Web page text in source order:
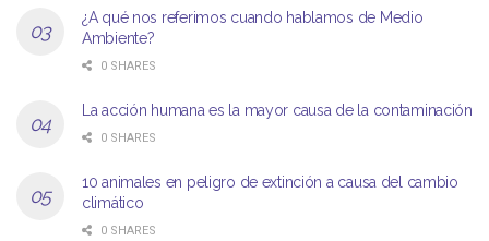
¿A qué nos referimos cuando hablamos de Medio
Ambiente?
0 SHARES
La acción humana es la mayor causa de la contaminación
0 SHARES
10 animales en peligro de extinción a causa del cambio
climático
0 SHARES